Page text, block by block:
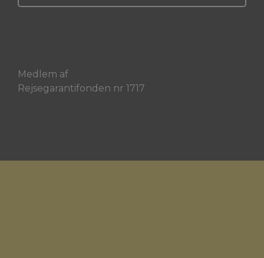
Medlem af
Rejsegarantifonden nr 1717